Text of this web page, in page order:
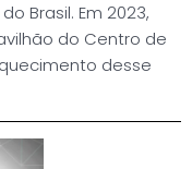
Brasil. Em 2023,
do Centro de
desse